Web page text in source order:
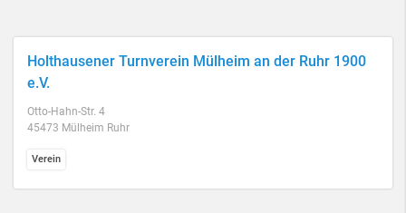
Holthausener Turnverein Mülheim an der Ruhr 1900
e.V.
Otto-Hahn-Str. 4
45473 Mülheim Ruhr
Verein